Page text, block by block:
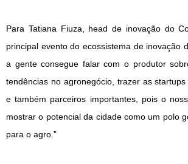
Para Tatiana Fiuza, head de inovação do
principal evento do ecossistema de inovação
a gente consegue falar com o produtor
tendências no agronegócio, trazer as
e também parceiros importantes, pois o
mostrar o potencial da cidade como um polo
para o agro.”